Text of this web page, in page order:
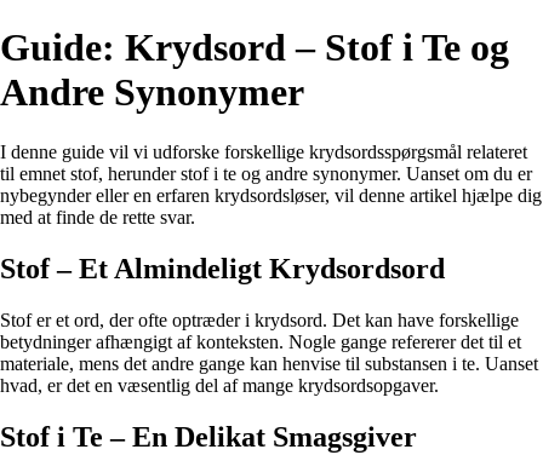
Guide: Krydsord – Stof i Te og
Andre Synonymer
I denne guide vil vi udforske forskellige krydsordsspørgsmål relateret
til emnet stof, herunder stof i te og andre synonymer. Uanset om du er
nybegynder eller en erfaren krydsordsløser, vil denne artikel hjælpe dig
med at finde de rette svar.
Stof – Et Almindeligt Krydsordsord
Stof er et ord, der ofte optræder i krydsord. Det kan have forskellige
betydninger afhængigt af konteksten. Nogle gange refererer det til et
materiale, mens det andre gange kan henvise til substansen i te. Uanset
hvad, er det en væsentlig del af mange krydsordsopgaver.
Stof i Te – En Delikat Smagsgiver